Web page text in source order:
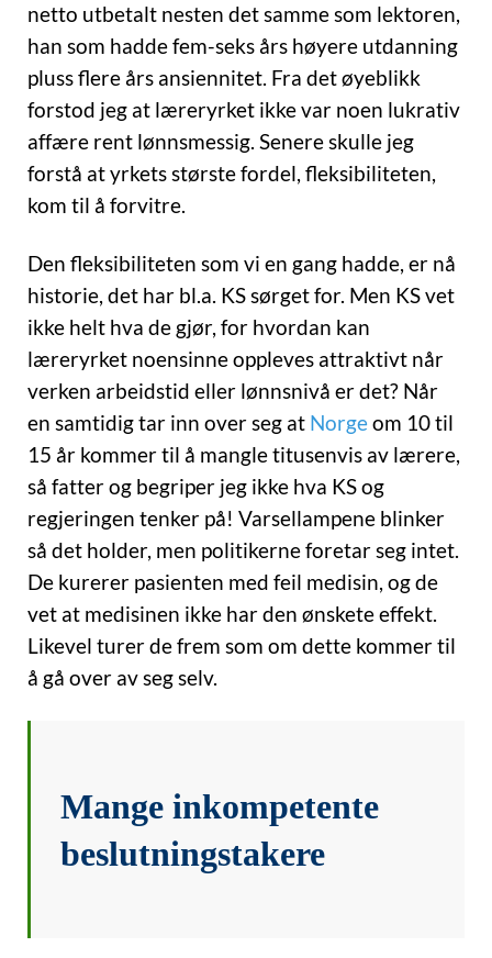
netto utbetalt nesten det samme som lektoren,
han som hadde fem-seks års høyere utdanning
pluss flere års ansiennitet. Fra det øyeblikk
forstod jeg at læreryrket ikke var noen lukrativ
affære rent lønnsmessig. Senere skulle jeg
forstå at yrkets største fordel, fleksibiliteten,
kom til å forvitre.
Den fleksibiliteten som vi en gang hadde, er nå
historie, det har bl.a. KS sørget for. Men KS vet
ikke helt hva de gjør, for hvordan kan
læreryrket noensinne oppleves attraktivt når
verken arbeidstid eller lønnsnivå er det? Når
en samtidig tar inn over seg at Norgeom 10 til
15 år kommer til å mangle titusenvis av lærere,
så fatter og begriper jeg ikke hva KS og
regjeringen tenker på! Varsellampene blinker
så det holder, men politikerne foretar seg intet.
De kurerer pasienten med feil medisin, og de
vet at medisinen ikke har den ønskete effekt.
Likevel turer de frem som om dette kommer til
å gå over av seg selv.
Mange inkompetente
beslutningstakere